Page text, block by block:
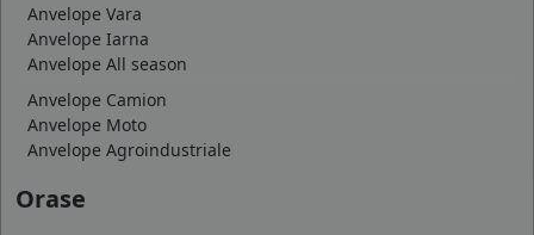
Anvelope Vara
Anvelope Iarna
Anvelope All season
Anvelope Camion
Anvelope Moto
Anvelope Agroindustriale
Orase